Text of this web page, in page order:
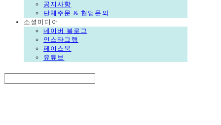
공지사항
단체주문 & 협업문의
소셜미디어
네이버 블로그
인스타그램
페이스북
유튜브